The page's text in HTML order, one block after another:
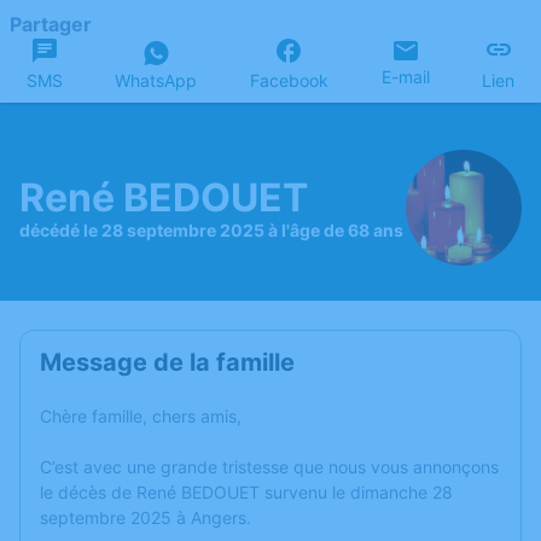
Partager
SMS WhatsApp Facebook E-mail Lien
René BEDOUET
décédé le 28 septembre 2025 à l'âge de 68 ans
Message de la famille
Chère famille, chers amis,
C’est avec une grande tristesse que nous vous annonçons
le décès de René BEDOUET survenu le dimanche 28
septembre 2025 à Angers.